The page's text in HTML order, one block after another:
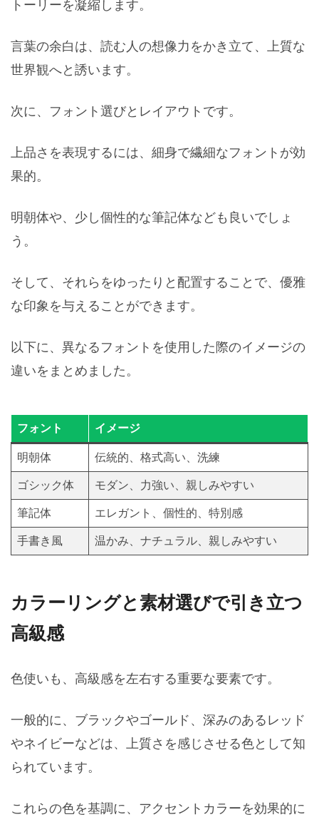
トーリーを凝縮します。
言葉の余白は、読む人の想像力をかき立て、上質な
世界観へと誘います。
次に、フォント選びとレイアウトです。
上品さを表現するには、細身で繊細なフォントが効
果的。
明朝体や、少し個性的な筆記体なども良いでしょ
う。
そして、それらをゆったりと配置することで、優雅
な印象を与えることができます。
以下に、異なるフォントを使用した際のイメージの
違いをまとめました。
フォント
イメージ
明朝体
伝統的、格式高い、洗練
ゴシック体
モダン、力強い、親しみやすい
筆記体
エレガント、個性的、特別感
手書き風
温かみ、ナチュラル、親しみやすい
カラーリングと素材選びで引き立つ
高級感
色使いも、高級感を左右する重要な要素です。
一般的に、ブラックやゴールド、深みのあるレッド
やネイビーなどは、上質さを感じさせる色として知
られています。
これらの色を基調に、アクセントカラーを効果的に